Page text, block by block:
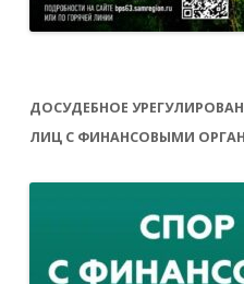
ДОСУДЕБНОЕ
ЛИЦ С ФИНАНСОВЫМИ